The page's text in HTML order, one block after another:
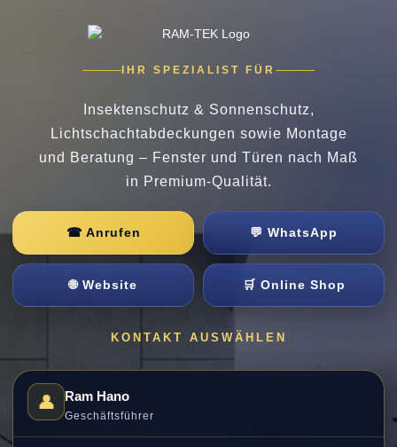
IHR SPEZIALIST FÜR
Insektenschutz & Sonnenschutz,
Lichtschachtabdeckungen sowie Montage
und Beratung – Fenster und Türen nach Maß
in Premium-Qualität.
☎ Anrufen 💬 WhatsApp
🌐 Website 🛒 Online Shop
KONTAKT AUSWÄHLEN
👤 Ram Hano
Geschäftsführer